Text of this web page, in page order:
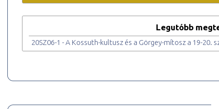
Legutóbb
20SZ06-1 - A Kossuth-kultusz és a Görgey-mítosz a 19-20.